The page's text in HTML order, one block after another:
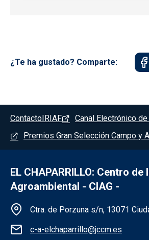
¿Te ha gustado? Comparte:
Pie de página - Chaparrillo
ContactoIRIAF
Canal Electrónico
Premios Gran Selección Campo y
EL CHAPARRILLO: Centro
Agroambiental - CIAG -
Información de la
Ctra. de Porzuna s/n, 13071
c-a-elchaparrillo@jccm.es